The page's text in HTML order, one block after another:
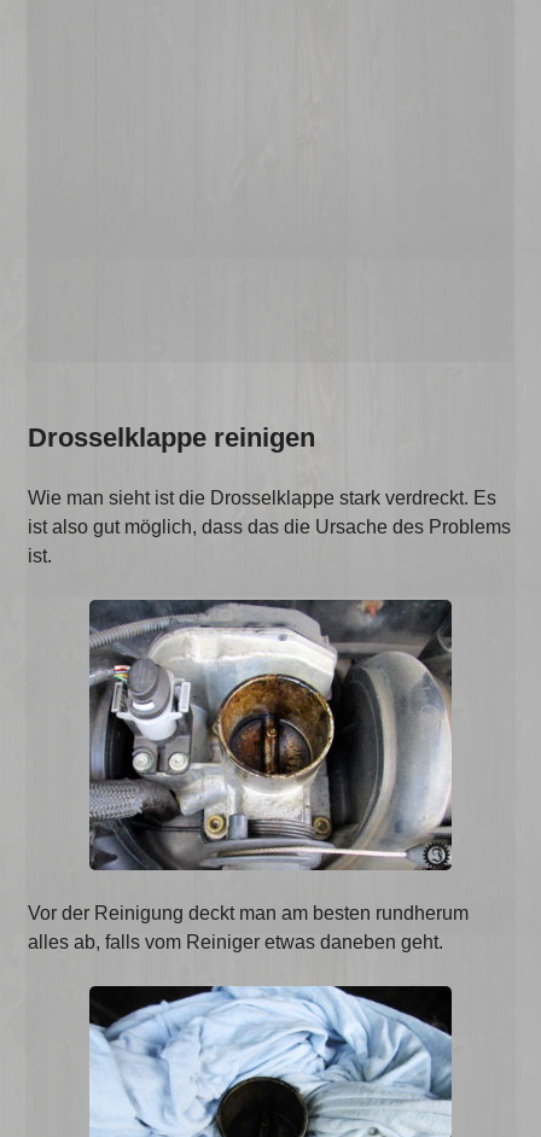
Drosselklappe reinigen
Wie man sieht ist die Drosselklappe stark verdreckt. Es
ist also gut möglich, dass das die Ursache des Problems
ist.
Vor der Reinigung deckt man am besten rundherum
alles ab, falls vom Reiniger etwas daneben geht.